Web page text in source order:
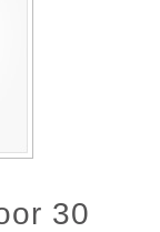
30